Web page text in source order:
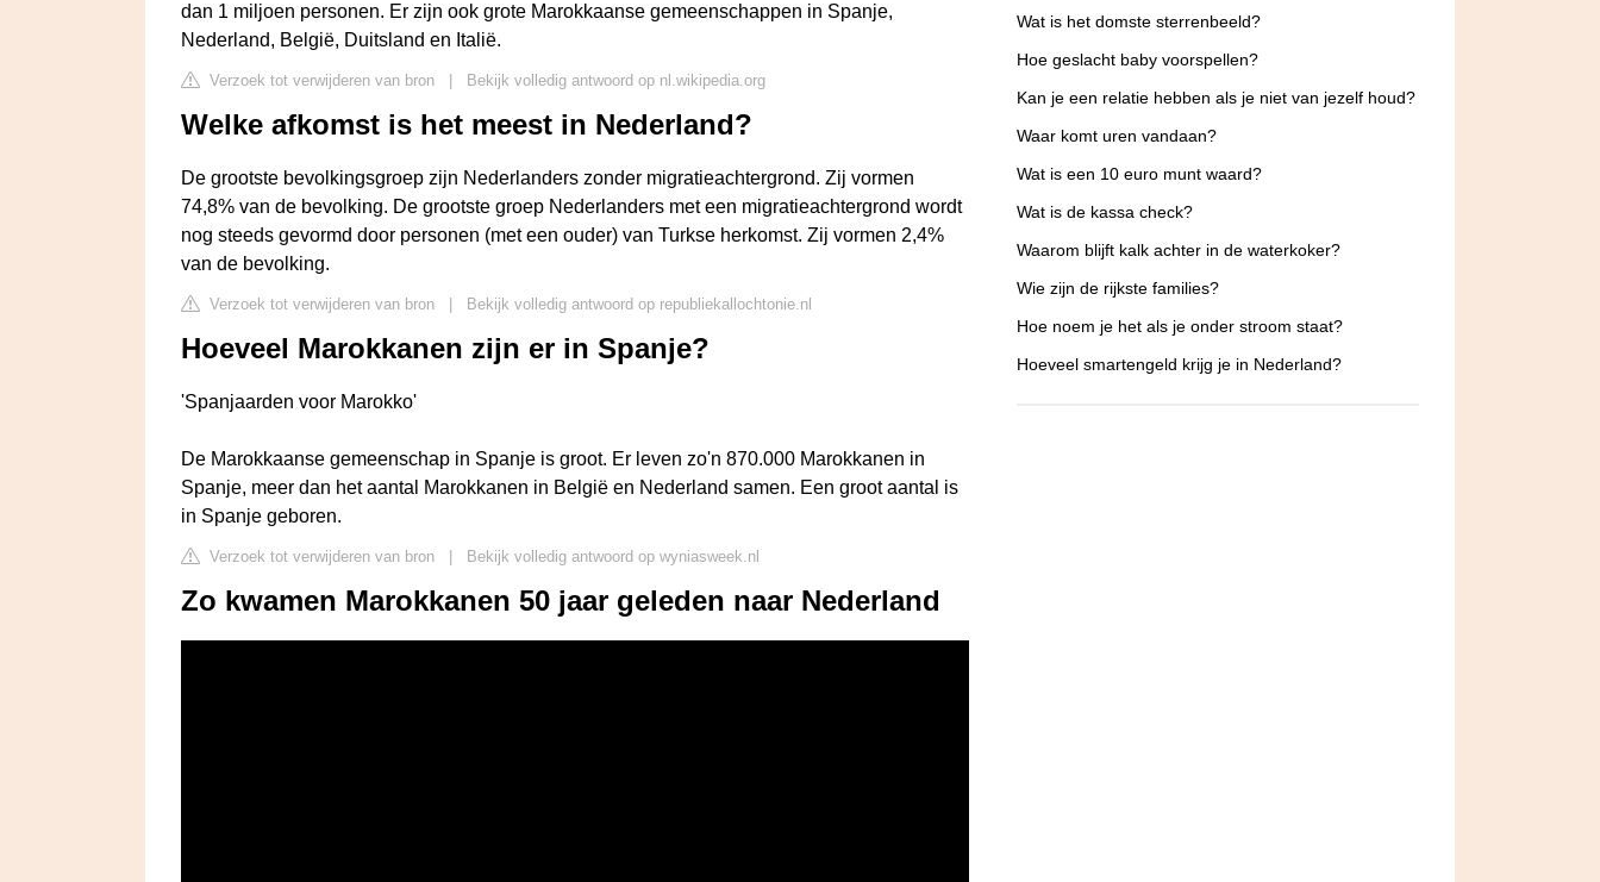
dan 1 miljoen personen. Er zijn ook grote Marokkaanse gemeenschappen in Spanje,
Nederland, België, Duitsland en Italië.
Verzoek tot verwijderen van bron Bekijk volledig antwoord op nl.wikipedia.org
Welke afkomst is het meest in Nederland?
De grootste bevolkingsgroep zijn Nederlanders zonder migratieachtergrond. Zij vormen
74,8% van de bevolking. De grootste groep Nederlanders met een migratieachtergrond wordt
nog steeds gevormd door personen (met een ouder) van Turkse herkomst. Zij vormen 2,4%
van de bevolking.
Verzoek tot verwijderen van bron Bekijk volledig antwoord op republiekallochtonie.nl
Hoeveel Marokkanen zijn er in Spanje?
'Spanjaarden voor Marokko'
De Marokkaanse gemeenschap in Spanje is groot. Er leven zo'n 870.000 Marokkanen in
Spanje, meer dan het aantal Marokkanen in België en Nederland samen. Een groot aantal is
in Spanje geboren.
Verzoek tot verwijderen van bron Bekijk volledig antwoord op wyniasweek.nl
Zo kwamen Marokkanen 50 jaar geleden naar Nederland
Wat is het domste sterrenbeeld?
Hoe geslacht baby voorspellen?
Kan je een relatie hebben als je niet van jezelf houd?
Waar komt uren vandaan?
Wat is een 10 euro munt waard?
Wat is de kassa check?
Waarom blijft kalk achter in de waterkoker?
Wie zijn de rijkste families?
Hoe noem je het als je onder stroom staat?
Hoeveel smartengeld krijg je in Nederland?